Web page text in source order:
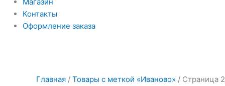
Контакты
Оформление заказа
Главная / Товары с меткой «Иваново» / Страница